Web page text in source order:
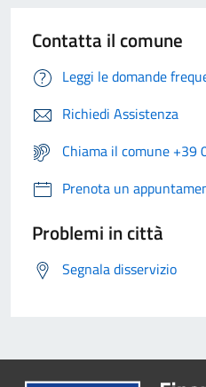
Contatta il comune
Leggi le domande
Richiedi Assistenza
Chiama il comune +39
Prenota un
Problemi in città
Segnala disservizio